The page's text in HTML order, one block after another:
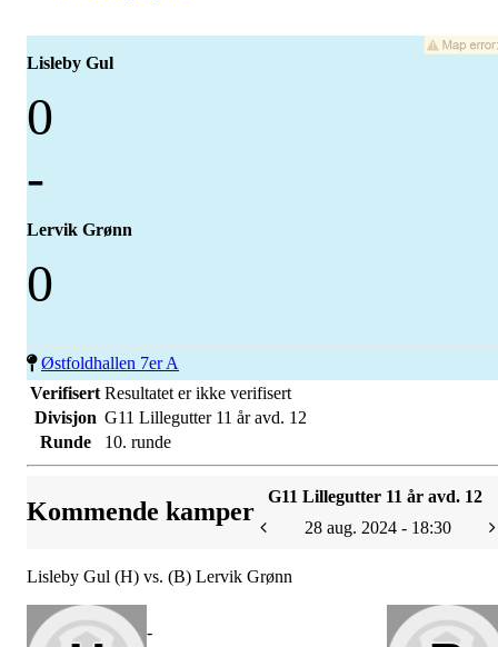
Lisleby Gul
0
-
Lervik Grønn
0
Østfoldhallen 7er A
Verifisert Resultatet er ikke verifisert
Divisjon G11 Lillegutter 11 år avd. 12
Runde
10. runde
Kommende kamper
G11 Lillegutter 11 år avd. 12
28 aug. 2024 - 18:30
Lisleby Gul (H) vs. (B) Lervik Grønn
-